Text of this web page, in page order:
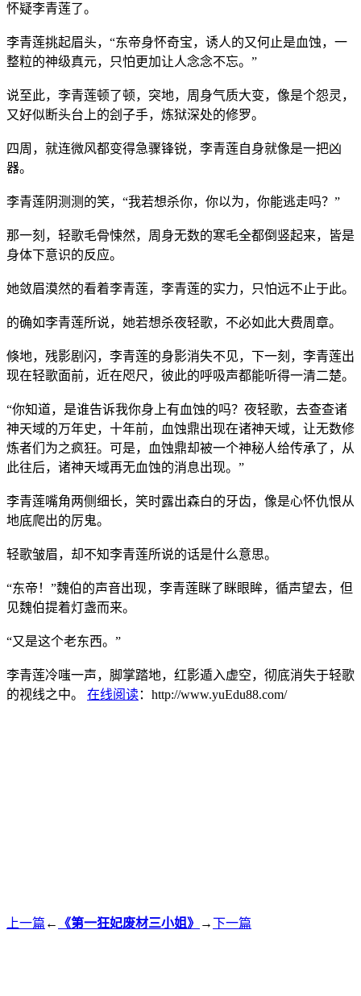
怀疑李青莲了。
李青莲挑起眉头，“东帝身怀奇宝，诱人的又何止是血蚀，一
整粒的神级真元，只怕更加让人念念不忘。”
说至此，李青莲顿了顿，突地，周身气质大变，像是个怨灵，
又好似断头台上的刽子手，炼狱深处的修罗。
四周，就连微风都变得急骤锋锐，李青莲自身就像是一把凶
器。
李青莲阴测测的笑，“我若想杀你，你以为，你能逃走吗？”
那一刻，轻歌毛骨悚然，周身无数的寒毛全都倒竖起来，皆是
身体下意识的反应。
她敛眉漠然的看着李青莲，李青莲的实力，只怕远不止于此。
的确如李青莲所说，她若想杀夜轻歌，不必如此大费周章。
倏地，残影剧闪，李青莲的身影消失不见，下一刻，李青莲出
现在轻歌面前，近在咫尺，彼此的呼吸声都能听得一清二楚。
“你知道，是谁告诉我你身上有血蚀的吗？夜轻歌，去查查诸
神天域的万年史，十年前，血蚀鼎出现在诸神天域，让无数修
炼者们为之疯狂。可是，血蚀鼎却被一个神秘人给传承了，从
此往后，诸神天域再无血蚀的消息出现。”
李青莲嘴角两侧细长，笑时露出森白的牙齿，像是心怀仇恨从
地底爬出的厉鬼。
轻歌皱眉，却不知李青莲所说的话是什么意思。
“东帝！”魏伯的声音出现，李青莲眯了眯眼眸，循声望去，但
见魏伯提着灯盏而来。
“又是这个老东西。”
李青莲冷嗤一声，脚掌踏地，红影遁入虚空，彻底消失于轻歌
的视线之中。 在线阅读：http://www.yuEdu88.com/
上一篇 ← 《第一狂妃废材三小姐》 →下一篇